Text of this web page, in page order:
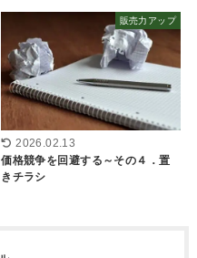
販売力アップ
2026.02.13
価格競争を回避する～その４．置
きチラシ